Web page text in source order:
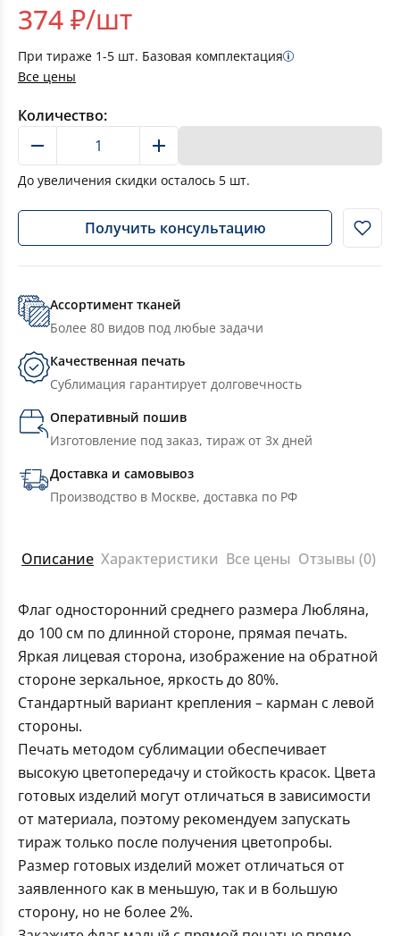
374₽/шт
При тираже 1-5 шт. Базовая комплектация
Все цены
Количество:
До увеличения скидки осталось 5 шт.
Получить консультацию
Ассортимент тканей
Более 80 видов под любые задачи
Качественная печать
Сублимация гарантирует долговечность
Оперативный пошив
Изготовление под заказ, тираж от 3х дней
Доставка и самовывоз
Производство в Москве, доставка по РФ
Описание Характеристики Все цены Отзывы (0)
Флаг односторонний среднего размера Любляна,
до 100 см по длинной стороне, прямая печать.
Яркая лицевая сторона, изображение на обратной
стороне зеркальное, яркость до 80%.
Стандартный вариант крепления – карман с левой
стороны.
Печать методом сублимации обеспечивает
высокую цветопередачу и стойкость красок. Цвета
готовых изделий могут отличаться в зависимости
от материала, поэтому рекомендуем запускать
тираж только после получения цветопробы.
Размер готовых изделий может отличаться от
заявленного как в меньшую, так и в большую
сторону, но не более 2%.